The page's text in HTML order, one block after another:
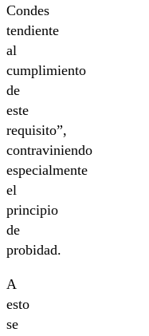
Condes
tendiente
al
cumplimiento
de
este
requisito”,
contraviniendo
especialmente
el
principio
de
probidad.
A
esto
se